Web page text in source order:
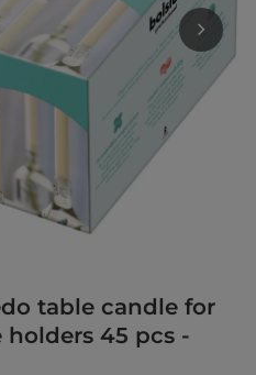
table candle for
holders 45 pcs -